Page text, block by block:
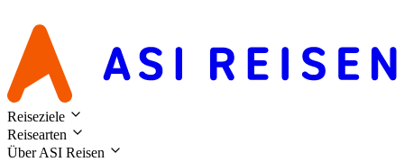
Reiseziele
Reisearten
Über ASI Reisen